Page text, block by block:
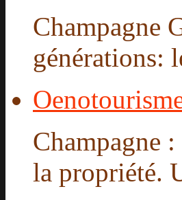
Champagne
générations:
Champagne
la propriété.